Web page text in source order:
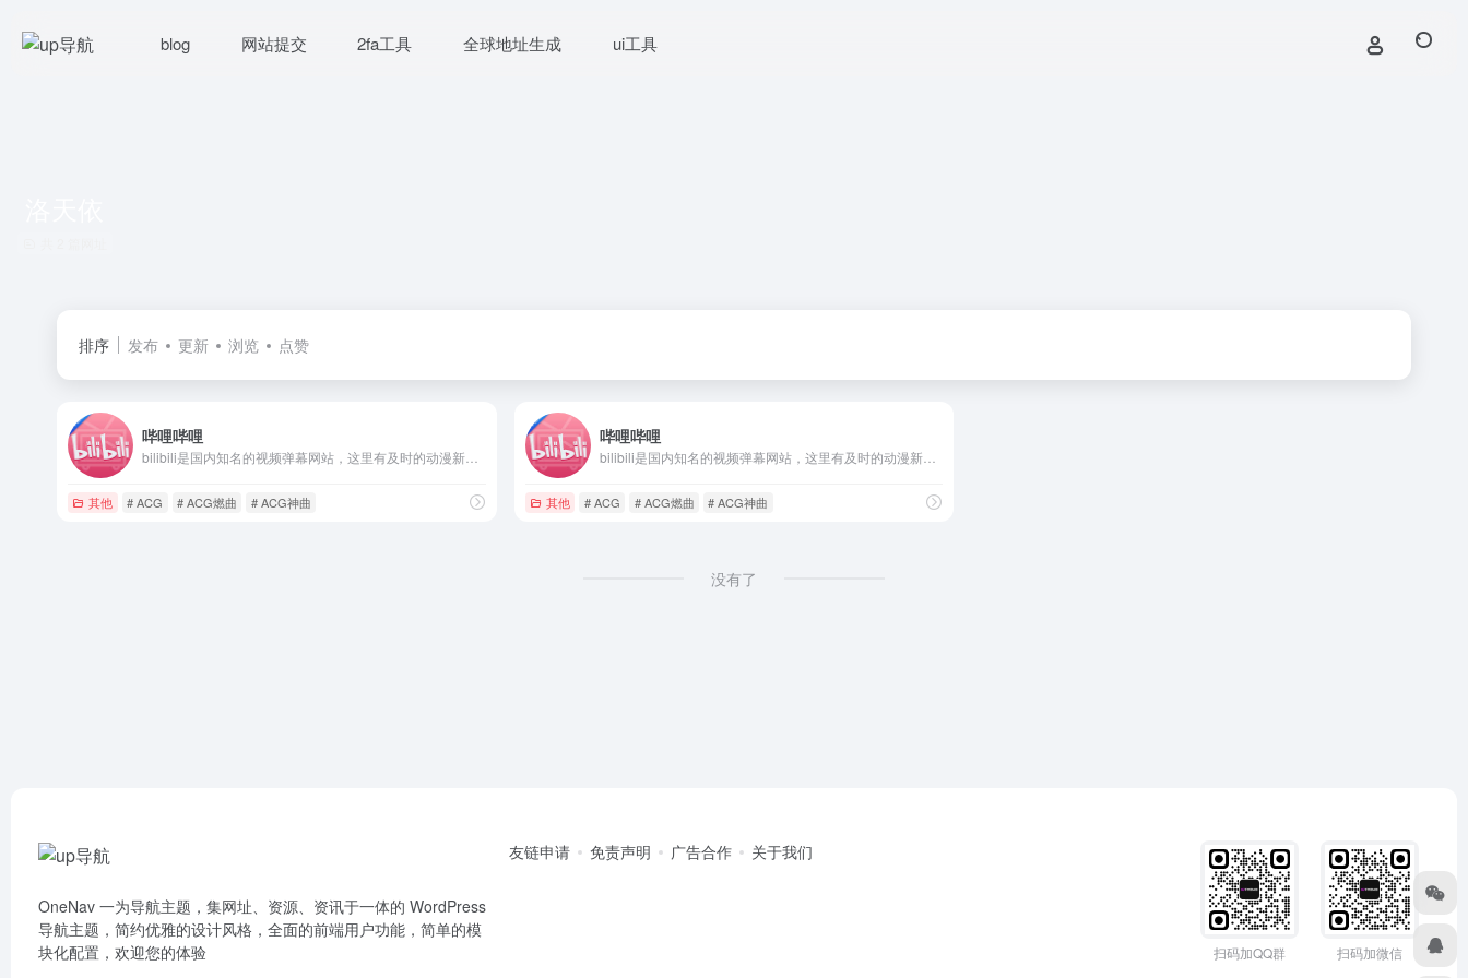
blog 网站提交 2fa工具 全球地址生成 ui工具
排序 发布 更新 浏览 点赞
哔哩哔哩
其他 # ACG # ACG燃曲 # ACG神曲
哔哩哔哩
bilibili是国内知名的视频弹幕网站，这里有及时的动漫新番，活跃的ACG氛围，有创意的Up主。大家可以在这里找到许多欢乐。
其他 # ACG # ACG燃曲 # ACG神曲
没有了
OneNav 一为导航主题，集网址、资源、资讯于一体的 WordPress
导航主题，简约优雅的设计风格，全面的前端用户功能，简单的模
块化配置，欢迎您的体验
友链申请 免责声明 广告合作 关于我们
扫码加QQ群 扫码加微信